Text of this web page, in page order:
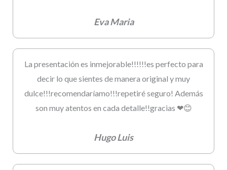
Eva Maria
La presentación es inmejorable!!!!!!es perfecto para
decir lo que sientes de manera original y muy
dulce!!!recomendaríamo!!!repetiré seguro! Además
son muy atentos en cada detalle!!gracias ❤😊
Hugo Luis